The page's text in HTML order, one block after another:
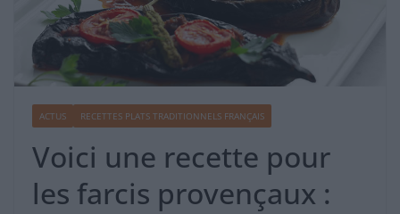
ACTUS RECETTES PLATS TRADITIONNELS FRANÇAIS
Voici une recette pour
les farcis provençaux :